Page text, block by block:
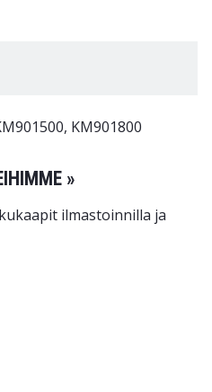
KM901800
»